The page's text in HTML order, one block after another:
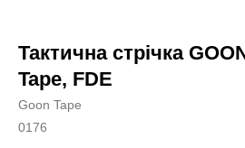
Тактична стрічка
Tape, FDE
Goon Tape
0176